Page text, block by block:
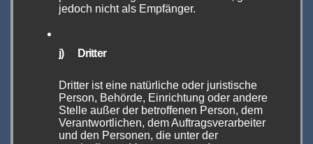
Egal, die paar Tage bekomme ich auch noch
rum und dann geht’s ab auf die
The Hall of Vape 2022!
jedoch nicht als Empfänger.
j) Dritter
Dritter ist eine natürliche oder juristische
Person, Behörde, Einrichtung oder andere
Stelle außer der betroffenen Person, dem
Verantwortlichen, dem Auftragsverarbeiter
und den Personen, die unter der